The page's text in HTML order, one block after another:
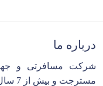
درباره ما
شرکت مسافرتی و